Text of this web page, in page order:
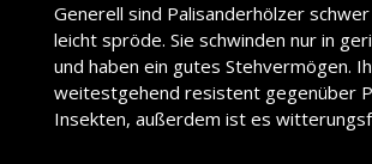
Generell sind Palisanderhölzer
leicht spröde. Sie schwinden nur in
und haben ein gutes Stehvermögen.
weitestgehend resistent gegenüber
Insekten, außerdem ist es